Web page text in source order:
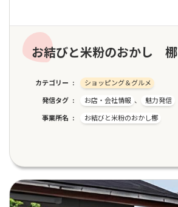
お結びと米粉のおかし 梛
カテゴリー
ショッピング＆グルメ
発信タグ
お店・会社情報 、
魅力発信
事業所名
お結びと米粉のおかし梛